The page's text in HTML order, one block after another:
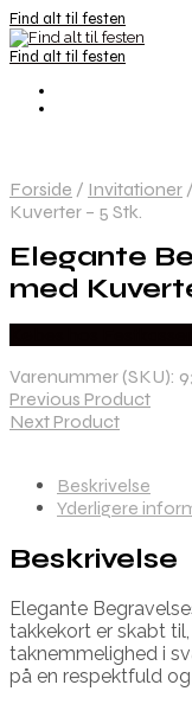
Find alt til festen
Find alt til festen
Forside / Invitationer /
Kuverter – 5 Stk.
Elegante
med
Varenummer (SKU):
Previous Product
Next Product
Beskrivelse
Yderligere
Beskrivelse
Elegante
takkekort er skabt
taknemmelighed i
på en respektfuld